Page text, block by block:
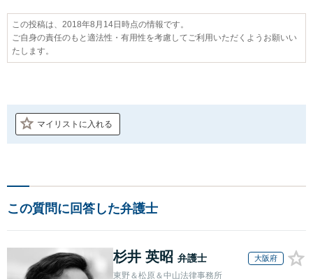
この投稿は、2018年8月14日時点の情報です。
ご自身の責任のもと適法性・有用性を考慮してご利用いただくようお願いい
たします。
マイリストに入れる
この質問に回答した弁護士
杉井 英昭 弁護士 大阪府
東野＆松原＆中山法律事務所